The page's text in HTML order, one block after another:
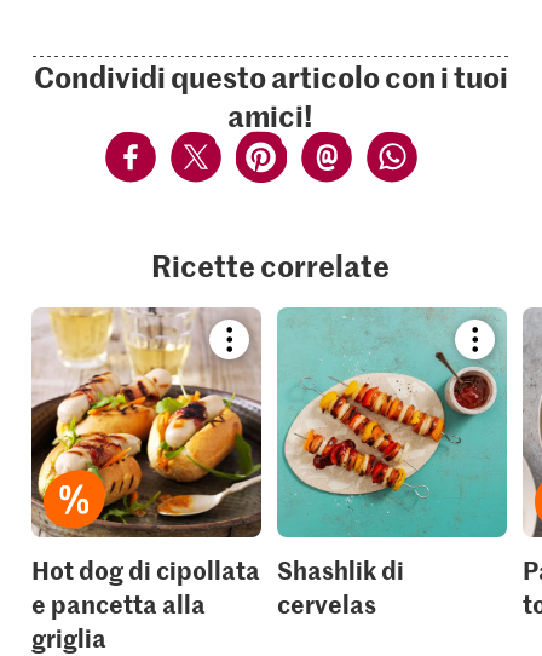
Condividi questo articolo con i tuoi
amici!
Ricette correlate
Bookmark
recipe
or
add
it
to
your
collections.
Hot dog di cipollata
e pancetta alla
griglia
recipe
or
add
it
your
Shashlik di
cervelas